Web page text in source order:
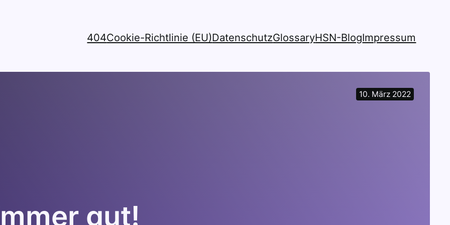
404Cookie-Richtlinie (EU)DatenschutzGlossaryHSN-BlogImpressum
10. März 2022
gut!